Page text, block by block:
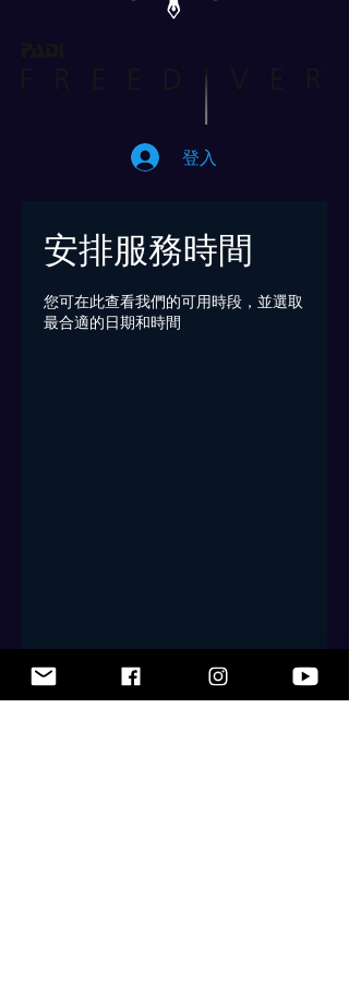
登入
安排服務時間
您可在此查看我們的可用時段，並選取
最合適的日期和時間